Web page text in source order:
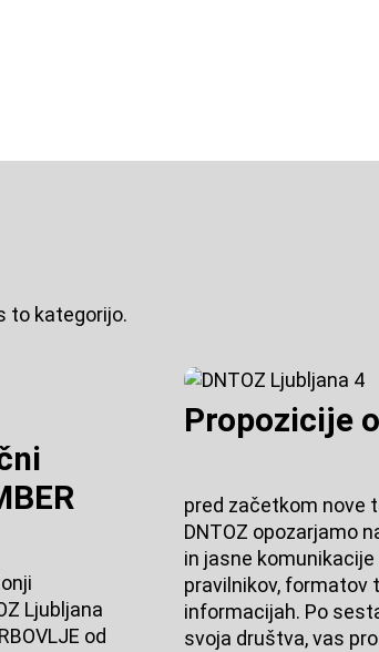
to kategorijo.
Ljubljana
od
Propozicije
pred začetkom nove
DNTOZ opozarjamo
in jasne
pravilnikov, formatov
informacijah. Po
svoja društva, vas